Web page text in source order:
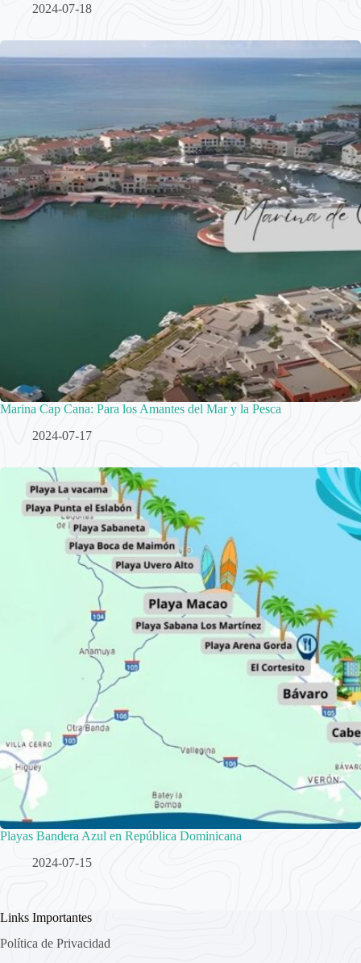
2024-07-18
Marina Cap Cana: Para los Amantes del Mar y la Pesca
2024-07-17
Playas Bandera Azul en República Dominicana
2024-07-15
Links Importantes
Política de Privacidad